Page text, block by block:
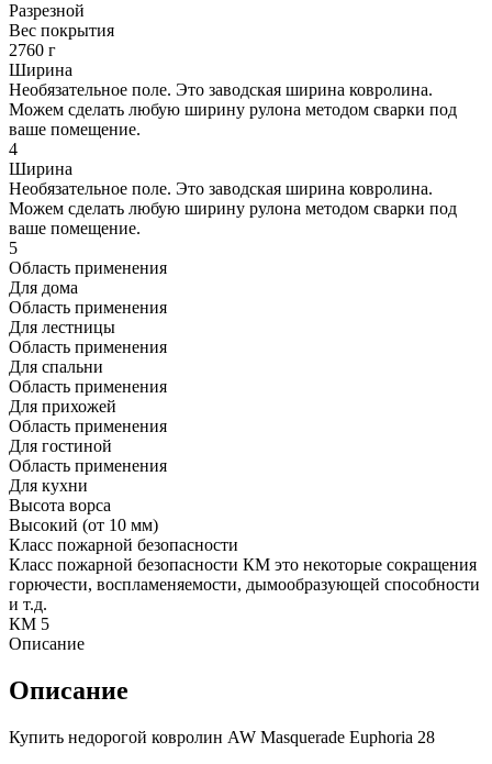
Разрезной
Вес покрытия
2760 г
Ширина
Необязательное поле. Это заводская ширина ковролина.
Можем сделать любую ширину рулона методом сварки под
ваше помещение.
4
Ширина
Необязательное поле. Это заводская ширина ковролина.
Можем сделать любую ширину рулона методом сварки под
ваше помещение.
5
Область применения
Для дома
Область применения
Для лестницы
Область применения
Для спальни
Область применения
Для прихожей
Область применения
Для гостиной
Область применения
Для кухни
Высота ворса
Высокий (от 10 мм)
Класс пожарной безопасности
Класс пожарной безопасности КМ это некоторые сокращения
горючести, воспламеняемости, дымообразующей способности
и т.д.
КМ 5
Описание
Описание
Купить недорогой ковролин AW Masquerade Euphoria 28